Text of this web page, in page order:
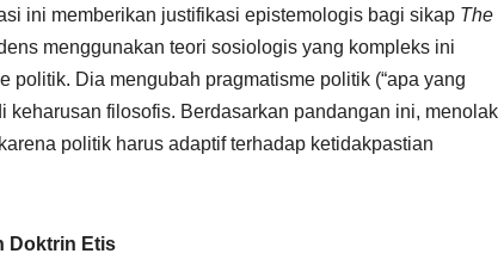
ini memberikan justifikasi epistemologis bagi sikap The
menggunakan teori sosiologis yang kompleks ini
politik. Dia mengubah pragmatisme politik (“apa yang
keharusan filosofis. Berdasarkan pandangan ini, menolak
politik harus adaptif terhadap ketidakpastian
Doktrin Etis